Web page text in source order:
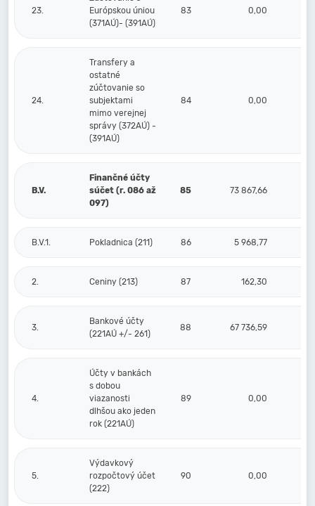
23.
Európskou úniou
(371AÚ)- (391AÚ)
83 0,00
24.
Transfery a
ostatné
zúčtovanie so
subjektami
mimo verejnej
správy (372AÚ) -
(391AÚ)
84 0,00
B.V.
Finančné účty
súčet (r. 086 až
097)
85 73 867,66
B.V.1. Pokladnica (211) 86 5 968,77
2. Ceniny (213) 87 162,30
3.
Bankové účty
(221AÚ +/- 261)
88 67 736,59
4.
Účty v bankách
s dobou
viazanosti
dlhšou ako jeden
rok (221AÚ)
89 0,00
5.
Výdavkový
rozpočtový účet
(222)
90 0,00